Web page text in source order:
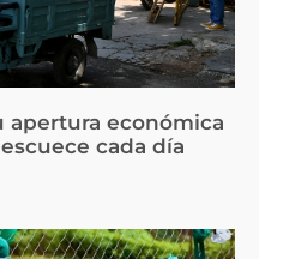
apertura económica
cada día